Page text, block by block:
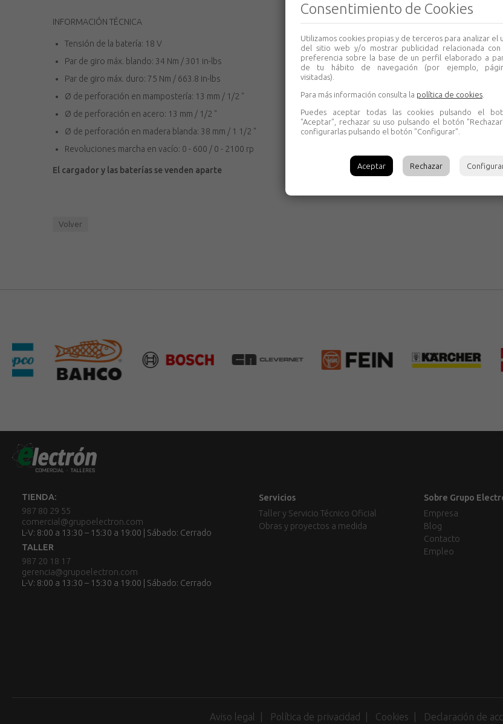
INFORMACIÓN TÉCNICA
Tensión de la batería: 18 V
Par de giro máx. blando: 34 Nm / 301 in-lbs
Par de giro máx. duro: 75 Nm / 663.8 in-lbs
Ø de perforación en mampostería: 13 mm / 1/2 "
Ø de perforación en acero: 13 mm / 1/2 "
Ø de perforación en madera blanda: 38 mm / 1 1/2 "
Revoluciones marcha en vacío: 0 - 600 / 0 - 2100 rp
El cargador y las baterías se venden aparte
Volver
TIENDA:
987 80 29 55
comercial@grupoelectron.com
L-V: 8:00 a 13:30 – 15:30 a 19:00 | Sábado: Cerrado
TALLER
987 20 18 17
gerencia@grupoelectron.com
L-V: 8:00 a 13:30 – 15:30 a 19:00 | Sábado: Cerrado
Servicios
Taller y Servicio Técnico Oficial
Obras y proyectos a medida
Sobre Grupo
Empresa
Blog
Contacto
Empleo
Aviso legal Política de privacidad Cookies Declaración de
Consentimiento de Cookies
Utilizamos cookies propias y de terceros para analizar el
del sitio web y/o mostrar publicidad relacionada
preferencia sobre la base de un perfil elaborado a
de tu hábito de navegación (por ejemplo,
visitadas).
Para más información consulta la política de cookies
Puedes aceptar todas las cookies pulsando el
"Aceptar", rechazar su uso pulsando el botón
configurarlas pulsando el botón "Configurar".
Aceptar Rechazar